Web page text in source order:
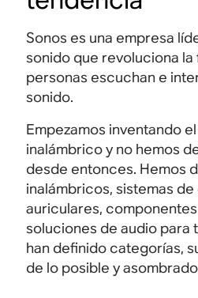
Sonos es una empresa
sonido que revoluciona la
personas escuchan e
sonido.
Empezamos inventando
inalámbrico y no hemos
desde entonces. Hemos
inalámbricos, sistemas
auriculares,
soluciones de audio para
han definido categorías,
de lo posible y